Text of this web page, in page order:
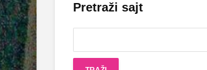
Pretraži sajt